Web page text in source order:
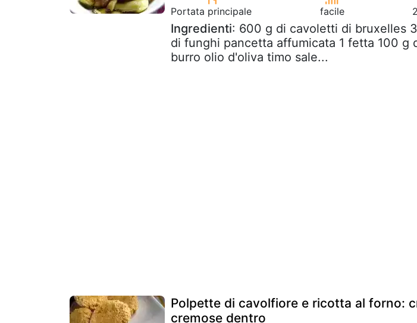
Portata principale facile
Ingredienti: 600 g di cavoletti di bruxelles
di funghi pancetta affumicata 1 fetta 100 g
burro olio d'oliva timo sale...
Polpette di cavolfiore e ricotta al forno:
cremose dentro